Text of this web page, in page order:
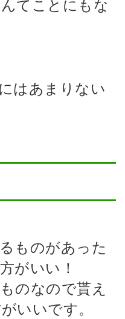
はあまりない
ものがあった
がいい！
のなので貰え
いいです。